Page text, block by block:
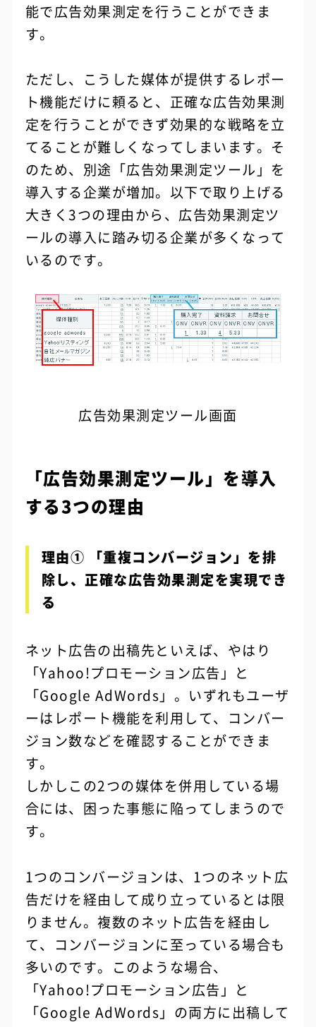
能で広告効果測定を行うことができま
す。
ただし、こうした媒体が提供するレポー
ト機能だけに頼ると、正確な広告効果測
定を行うことができず効果的な戦略を立
てることが難しくなってしまいます。そ
のため、別途「広告効果測定ツール」を
導入する企業が増加。以下で取り上げる
大きく3つの理由から、広告効果測定ツ
ールの導入に踏み切る企業が多くなって
いるのです。
広告効果測定ツール画面
「広告効果測定ツール」を導入
する3つの理由
理由① 「重複コンバージョン」を排
除し、正確な広告効果測定を実現でき
る
ネット広告の出稿先といえば、やはり
「Yahoo!プロモーション広告」と
「Google AdWords」。いずれもユーザ
ーはレポート機能を利用して、コンバー
ジョン数などを確認することができま
す。
しかしこの2つの媒体を併用している場
合には、困った事態に陥ってしまうので
す。
1つのコンバージョンは、1つのネット広
告だけを経由して成り立っているとは限
りません。複数のネット広告を経由し
て、コンバージョンに至っている場合も
多いのです。このような場合、
「Yahoo!プロモーション広告」と
「Google AdWords」の両方に出稿して